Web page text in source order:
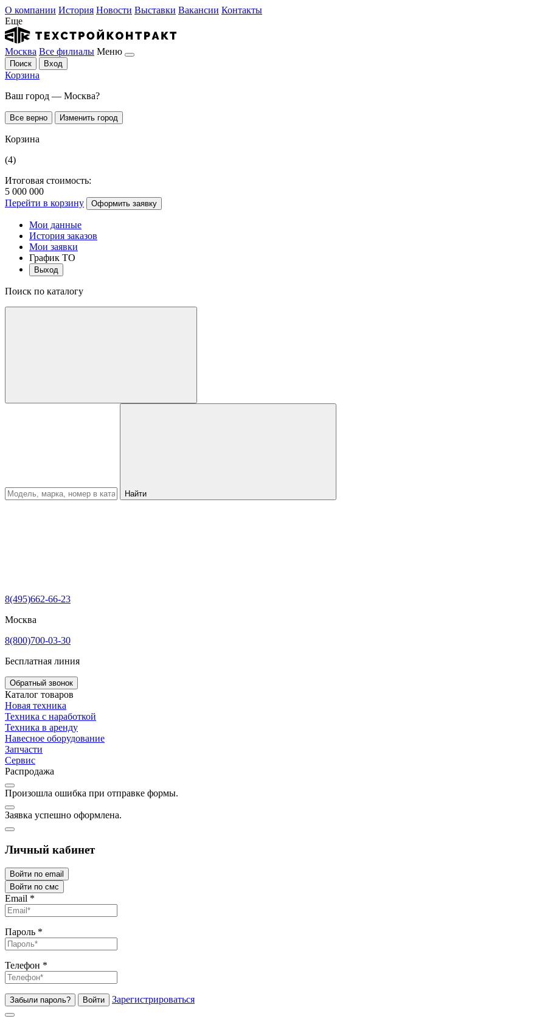
О компании История Новости Выставки Вакансии Контакты
Еще
Москва Все филиалы Меню
Поиск Вход
Корзина
Ваш город — Москва?
Все верно Изменить город
Корзина
(4)
Итоговая стоимость:
5 000 000
Перейти в корзину
Оформить заявку
Мои данные
История заказов
Мои заявки
График ТО
Выход
Поиск по каталогу
Найти
8(495)662-66-23
Москва
8(800)700-03-30
Бесплатная линия
Обратный звонок
Каталог товаров
Новая техника
Техника с наработкой
Техника в аренду
Навесное оборудование
Запчасти
Сервис
Распродажа
Произошла ошибка при отправке формы.
Заявка успешно оформлена.
Личный кабинет
Войти по email
Войти по смс
Email *
Пароль *
Телефон *
Забыли пароль? Войти Зарегистрироваться